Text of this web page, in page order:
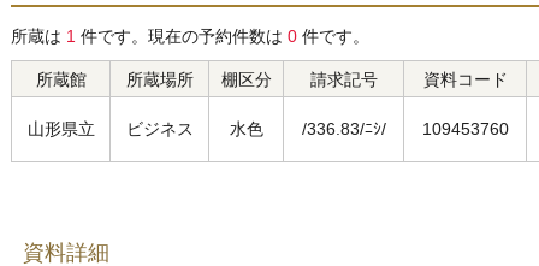
所蔵は 1 件です。現在の予約件数は 0 件です。
所蔵館 所蔵場所 棚区分 請求記号 資料コード
山形県立 ビジネス 水色 /336.83/ﾆｼ/ 109453760
資料詳細